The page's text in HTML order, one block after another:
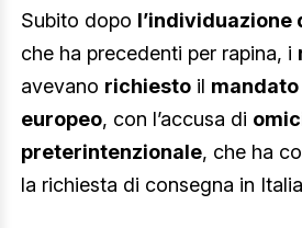
Subito dopo l’individuazione
che ha precedenti per rapina, i
avevano richiesto il
europeo, con l’accusa di
preterintenzionale, che ha
la richiesta di consegna in